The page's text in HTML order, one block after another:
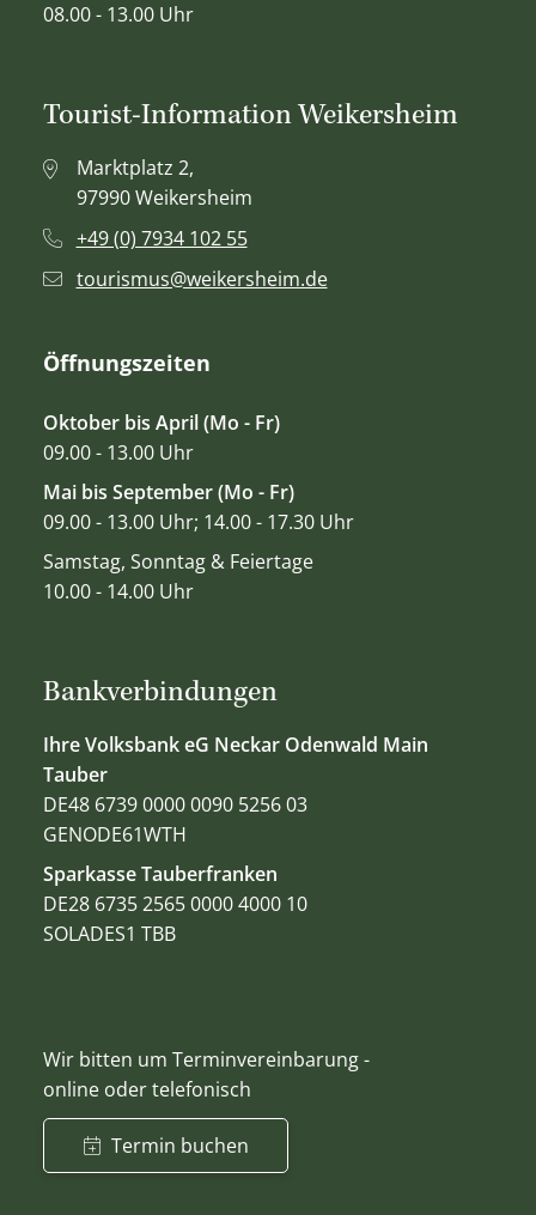
08.00 - 13.00 Uhr
Bankverbindungen
Ihre Volksbank eG Neckar Odenwald Main
Tauber
DE48 6739 0000 0090 5256 03
GENODE61WTH
Sparkasse Tauberfranken
DE28 6735 2565 0000 4000 10
SOLADES1 TBB
Wir bitten um Terminvereinbarung -
online oder telefonisch
Termin buchen
Tourist-Information Weikersheim
Marktplatz 2,
97990 Weikersheim
+49 (0) 7934 102 55
tourismus@weikersheim.de
Öffnungszeiten
Oktober bis April (Mo - Fr)
09.00 - 13.00 Uhr
Mai bis September (Mo - Fr)
09.00 - 13.00 Uhr; 14.00 - 17.30 Uhr
Samstag, Sonntag & Feiertage
10.00 - 14.00 Uhr